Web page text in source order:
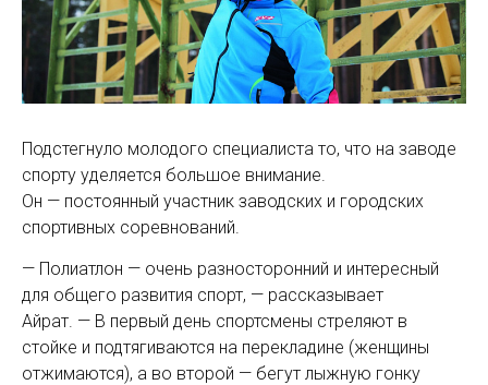
Подстегнуло молодого специалиста то, что на заводе
спорту уделяется большое внимание.
Он — постоянный участник заводских и городских
спортивных соревнований.
— Полиатлон — очень разносторонний и интересный
для общего развития спорт, — рассказывает
Айрат. — В первый день спортсмены стреляют в
стойке и подтягиваются на перекладине (женщины
отжимаются), а во второй — бегут лыжную гонку